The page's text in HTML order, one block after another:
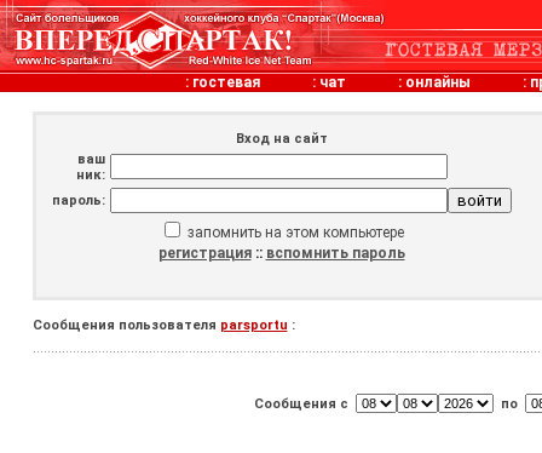
: гостевая : чат : онлайны :
Вход на сайт
ваш
ник:
пароль:
запомнить на этом компьютере
регистрация:: вспомнить пароль
Сообщения пользователя parsportu :
Сообщения с по